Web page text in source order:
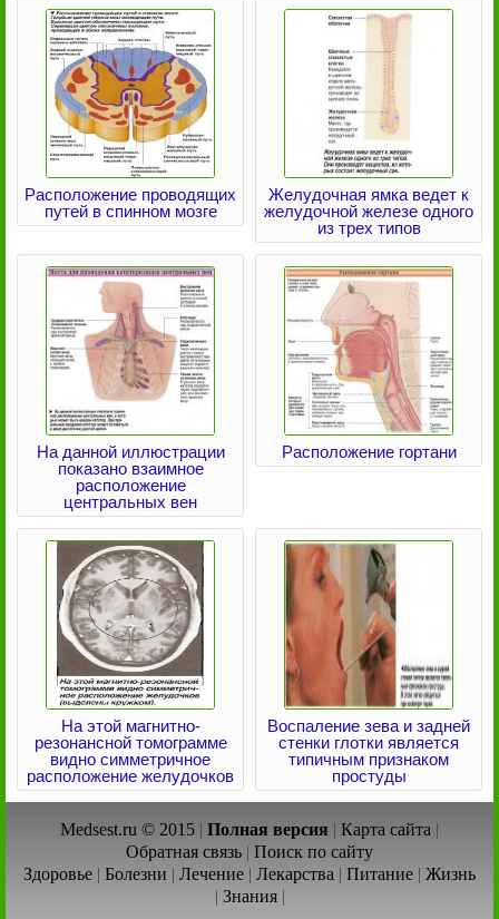
Расположение проводящих
путей в спинном мозге
Желудочная ямка ведет к
желудочной железе одного
из трех типов
На данной иллюстрации
показано взаимное
расположение
центральных вен
Расположение гортани
На этой магнитно-
резонансной томограмме
видно симметричное
расположение желудочков
Воспаление зева и задней
стенки глотки является
типичным признаком
простуды
Medsest.ru © 2015 | Полная версия | Карта сайта |
Обратная связь | Поиск по сайту
Здоровье | Болезни | Лечение | Лекарства | Питание | Жизнь
| Знания|